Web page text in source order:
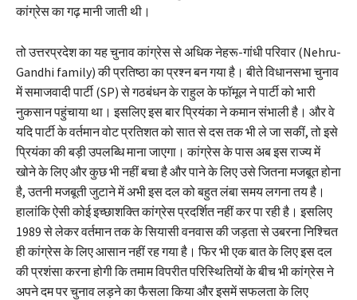
कांग्रेस का गढ़ मानी जाती थी।
तो उत्तरप्रदेश का यह चुनाव कांग्रेस से अधिक नेहरू-गांधी परिवार (Nehru-
Gandhi family) की प्रतिष्ठा का प्रश्न बन गया है। बीते विधानसभा चुनाव
में समाजवादी पार्टी (SP) से गठबंधन के राहुल के फॉमूल ने पार्टी को भारी
नुकसान पहुंचाया था। इसलिए इस बार प्रियंका ने कमान संभाली है। और वे
यदि पार्टी के वर्तमान वोट प्रतिशत को सात से दस तक भी ले जा सकीं, तो इसे
प्रियंका की बड़ी उपलब्धि माना जाएगा। कांग्रेस के पास अब इस राज्य में
खोने के लिए और कुछ भी नहीं बचा है और पाने के लिए उसे जितना मजबूत होना
है, उतनी मजबूती जुटाने में अभी इस दल को बहुत लंबा समय लगना तय है।
हालांकि ऐसी कोई इच्छाशक्ति कांग्रेस प्रदर्शित नहीं कर पा रही है। इसलिए
1989 से लेकर वर्तमान तक के सियासी वनवास की जड़ता से उबरना निश्चित
ही कांग्रेस के लिए आसान नहीं रह गया है। फिर भी एक बात के लिए इस दल
की प्रशंसा करना होगी कि तमाम विपरीत परिस्थितियों के बीच भी कांग्रेस ने
अपने दम पर चुनाव लड़ने का फैसला किया और इसमें सफलता के लिए